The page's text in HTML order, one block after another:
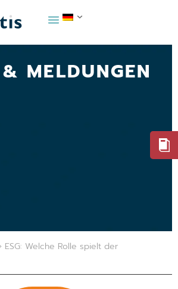
MELDUNGEN
ESG: Welche Rolle spielt der